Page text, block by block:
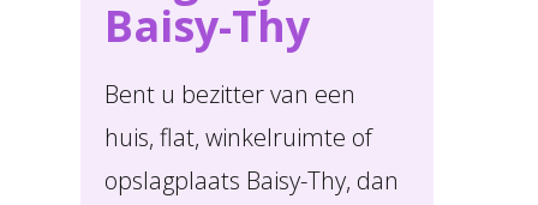
Baisy-Thy
Bent u bezitter van een
huis, flat, winkelruimte of
opslagplaats Baisy-Thy, dan